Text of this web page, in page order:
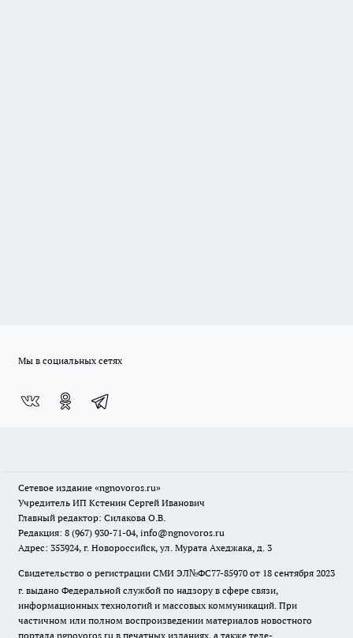
Мы в социальных сетях
Сетевое издание «ngnovoros.ru»
Учредитель ИП Кстенин Сергей Иванович
Главный редактор: Силакова О.В.
Редакция: 8 (967) 930-71-04, info@ngnovoros.ru
Адрес: 353924, г. Новороссийск, ул. Мурата Ахеджака, д. 3
Свидетельство о регистрации СМИ ЭЛ№ФС77-85970 от 18 сентября 2023
г. выдано Федеральной службой по надзору в сфере связи,
информационных технологий и массовых коммуникаций. При
частичном или полном воспроизведении материалов новостного
портала ngnovoros.ru в печатных изданиях, а также теле-